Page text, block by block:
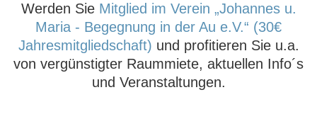
Werden Sie Mitglied im Verein „Johannes u.
Maria - Begegnung in der Au e.V.“ (30€
Jahresmitgliedschaft) und profitieren Sie u.a.
von vergünstigter Raummiete, aktuellen Info´s
und Veranstaltungen.